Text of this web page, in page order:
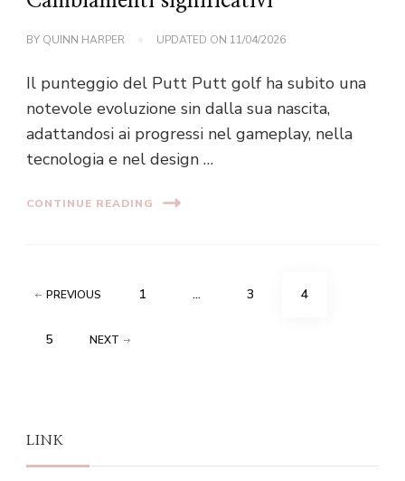
BY QUINN HARPER UPDATED ON 11/04/2026
Il punteggio del Putt Putt golf ha subito una
notevole evoluzione sin dalla sua nascita,
adattandosi ai progressi nel gameplay, nella
tecnologia e nel design …
CONTINUE READING
Posts
PREVIOUS PAGE
1 … PAGE
3 PAGE
4
PAGE
5 NEXT
LINK